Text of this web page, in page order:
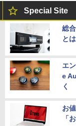
Special Site
総
と
エ
e
く
お
「